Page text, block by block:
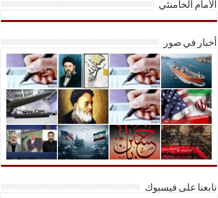
الأمام الخامنئي
أخبار في صور
تابعنا على فيسبوك